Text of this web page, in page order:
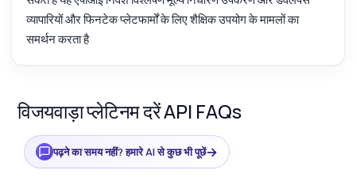
व्यापारियों और फिनटेक प्लेटफार्मों के लिए शैक्षिक उपयोग के मामलों का
समर्थन करता है
विजयवाड़ा प्लेटिनम दरें API FAQs
पढ़ने का समय नहीं? हमारे AI से कुछ भी पूछें→